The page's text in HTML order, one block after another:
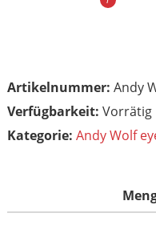
Artikelnummer: Andy
Vorrätig
Kategorie: Andy Wolf